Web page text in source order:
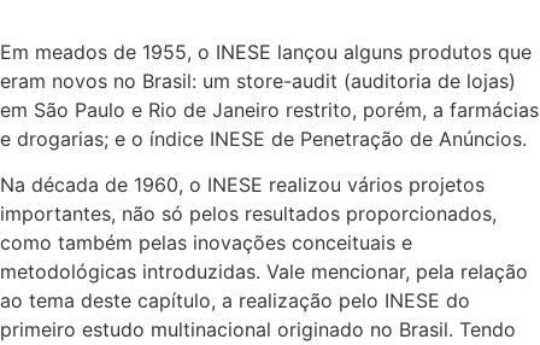
Em meados de 1955, o INESE lançou alguns produtos que
eram novos no Brasil: um store-audit (auditoria de lojas)
em São Paulo e Rio de Janeiro restrito, porém, a farmácias
e drogarias; e o índice INESE de Penetração de Anúncios.
Na década de 1960, o INESE realizou vários projetos
importantes, não só pelos resultados proporcionados,
como também pelas inovações conceituais e
metodológicas introduzidas. Vale mencionar, pela relação
ao tema deste capítulo, a realização pelo INESE do
primeiro estudo multinacional originado no Brasil. Tendo